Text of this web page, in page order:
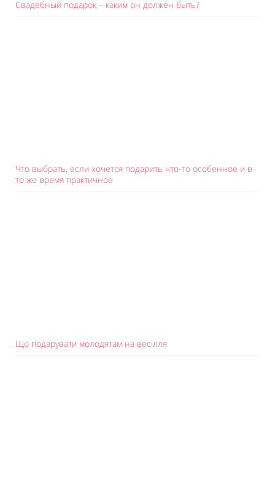
Свадебный подарок – каким он должен быть?
Что выбрать, если хочется подарить что-то особенное и в
то же время практичное
Що подарувати молодятам на весілля